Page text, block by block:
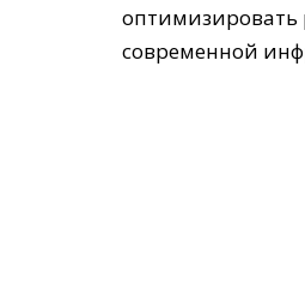
оптимизировать
современной